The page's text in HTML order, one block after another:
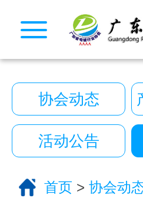
协会动态
活动公告
首页 > 协会动
CopyRight © 2026 广东
一键拨号
CopyRight 2026 All
10222390号
技术支持:艾迪品牌策划
服务分类